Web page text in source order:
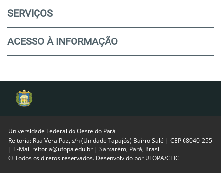
SERVIÇOS
ACESSO À INFORMAÇÃO
Universidade Federal do Oeste do Pará
Reitoria: Rua Vera Paz, s/n (Unidade Tapajós) Bairro Salé | CEP 68040-255
| E-Mail reitoria@ufopa.edu.br | Santarém, Pará, Brasil
© Todos os diretos reservados. Desenvolvido por UFOPA/CTIC